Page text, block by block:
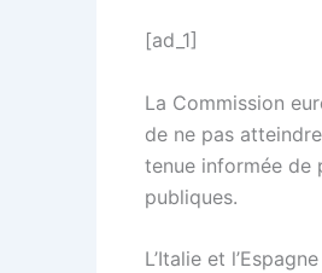
[ad_1]
La Commission
de ne pas
tenue informée de
publiques.
L’Italie et